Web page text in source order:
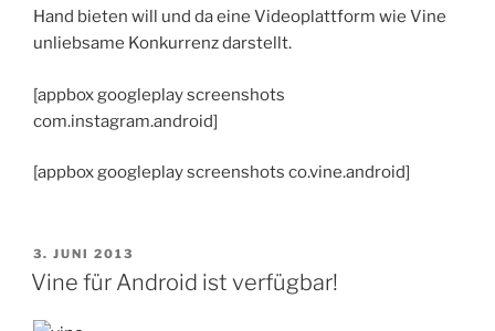
Hand bieten will und da eine Videoplattform wie Vine
unliebsame Konkurrenz darstellt.
[appbox googleplay screenshots
com.instagram.android]
[appbox googleplay screenshots co.vine.android]
VERÖFFENTLICHT
AM
3. JUNI 2013
Vine für Android ist verfügbar!